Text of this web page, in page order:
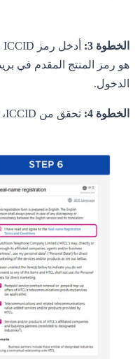
الخطوة 3:
هو رمز المنتج المقدم في
الدخول.
الخطوة 4: تحقق من ICCID، ثم انقر على "التالي"